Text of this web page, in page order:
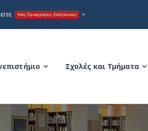
Νέα, Προκηρύξεις, Εκδηλώσεις
Σχολές και Τμήματα